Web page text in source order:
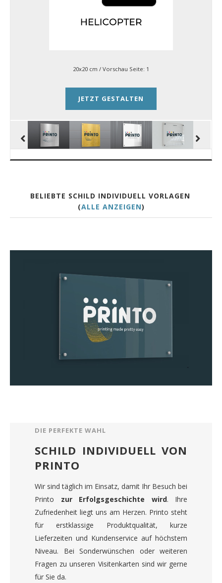
20x20 cm / Vorschau Seite: 1
JETZT GESTALTEN
BELIEBTE SCHILD INDIVIDUELL VORLAGEN
(ALLE ANZEIGEN)
DIE PERFEKTE WAHL
SCHILD INDIVIDUELL VON
PRINTO
Wir sind täglich im Einsatz, damit Ihr Besuch bei
Printo zur Erfolgsgeschichte wird. Ihre
Zufriedenheit liegt uns am Herzen. Printo steht
für erstklassige Produktqualität, kurze
Lieferzeiten und Kundenservice auf höchstem
Niveau. Bei Sonderwünschen oder weiteren
Fragen zu unseren Visitenkarten sind wir gerne
für Sie da.